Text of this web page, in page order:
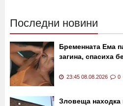
Последни новини
Бременната Ема
загина, спасиха
23:45 08.08.2026 0
Зловеща находка